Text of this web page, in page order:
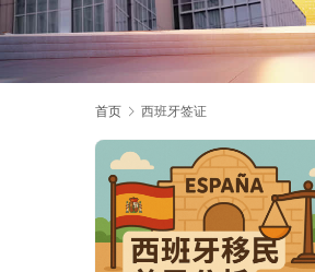
首页 西班牙签证